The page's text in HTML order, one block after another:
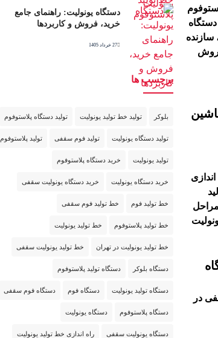
سازنده
مراحل
در
دستگاه یونولیت: راهنمای جامع
خرید، فروش و کاربردها
27 خرداد 1405
برچسب ها
بلوکر تولید خط تولید یونولیت تولید دستگاه پلاستوفوم
تولید دستگاه یونولیت تولید فوم سقفی تولید پلاستوفوم
تولید یونولیت خرید دستگاه پلاستوفوم
خرید دستگاه یونولیت خرید دستگاه یونولیت سقفی
خط تولید فوم خط تولید فوم سقفی
خط تولید پلاستوفوم خط تولید یونولیت
خط تولید یونولیت در تهران خط تولید یونولیت سقفی
دستگاه بلوکر دستگاه تولید پلاستوفوم
دستگاه تولید یونولیت دستگاه فوم دستگاه فوم سقفی
دستگاه پلاستوفوم دستگاه یونولیت
دستگاه یونولیت سقفی راه اندازی خط تولید یونولیت